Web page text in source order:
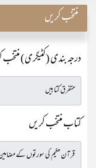
منتخب کریں
درجہ بندی (کٹیگری)
کتاب منتخب کریں